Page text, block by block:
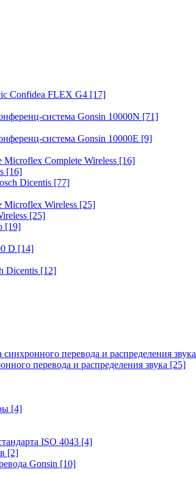
Confidea FLEX G4 [17]
система Gonsin 10000N [71]
система Gonsin 10000E [9]
Microflex Complete Wireless [16]
[16]
Dicentis [77]
Microflex Wireless [25]
[25]
[19]
D [14]
Dicentis [12]
перевода и распределения звука
перевода и распределения звука [25]
[4]
ISO 4043 [4]
[2]
Gonsin [10]